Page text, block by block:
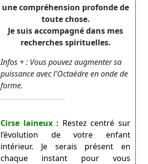
une compréhension profonde de
toute chose.
Je suis accompagné dans mes
recherches spirituelles.
Infos + : Vous pouvez augmenter sa
puissance avec l'Octaèdre en onde de
forme.
Cirse laineux : Restez centré sur
l’évolution de votre enfant
intérieur. Je serais présent en
chaque instant pour vous